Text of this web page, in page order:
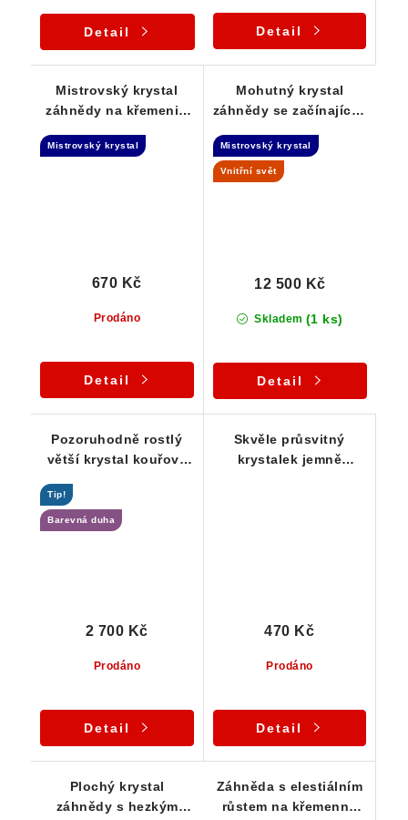
Detail Detail
Mistrovský krystal
záhnědy na křemeni -
Mistrovský krystal
Prodáno
670 Kč
Detail
Mohutný krystal
záhnědy se začínajícím
Samoléčitel
Mistrovský krystal
Vnitřní svět
Skladem (1 ks)
12 500 Kč
Detail
Pozoruhodně rostlý
větší krystal kouřové
protkaný limonitem
Tip!
Barevná duha
Prodáno
2 700 Kč
Detail
Skvěle průsvitný
krystalek jemně
Prodáno
470 Kč
Detail
Plochý krystal
záhnědy s hezkým
Záhněda s elestiálním
růstem na křemenné